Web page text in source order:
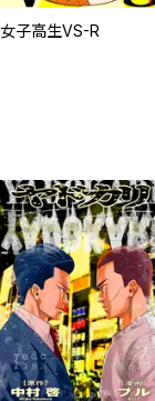
女子高生VS-R